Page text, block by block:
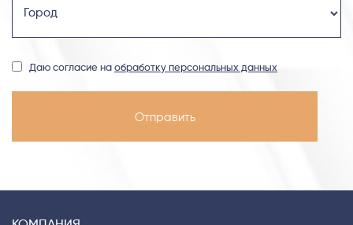
Даю согласие на обработку персональных данных